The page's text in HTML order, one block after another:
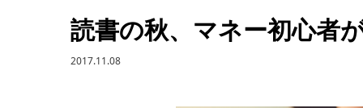
読書の秋、マネー初心者
2017.11.08